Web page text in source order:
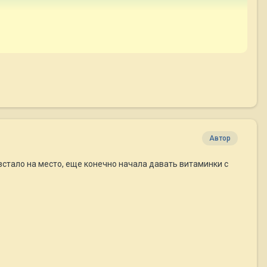
Автор
на место, еще конечно начала давать витаминки с